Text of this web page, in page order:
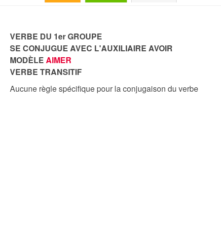
VERBE DU 1er GROUPE
SE CONJUGUE AVEC L'AUXILIAIRE AVOIR
MODÈLE AIMER
VERBE TRANSITIF
Aucune règle spécifique pour la conjugaison du verbe